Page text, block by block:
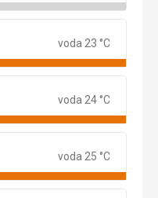
voda 23 °C
voda 24 °C
voda 25 °C